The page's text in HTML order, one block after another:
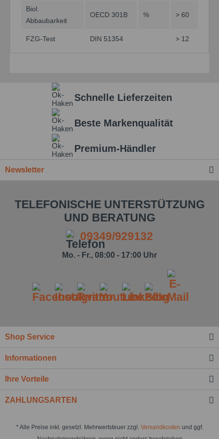
Biol.
Abbaubarkeit
OECD 301B % > 60
FZG-Test DIN 51354 > 12
Schnelle Lieferzeiten
Beste Markenqualität
Premium-Händler
Newsletter
TELEFONISCHE UNTERSTÜTZUNG
UND BERATUNG
09349/929132
Mo. - Fr., 08:00 - 17:00 Uhr
Shop Service
Informationen
Ihre Vorteile
ZAHLUNGSARTEN
* Alle Preise inkl. gesetzl. Mehrwertsteuer zzgl. Versandkosten und ggf.